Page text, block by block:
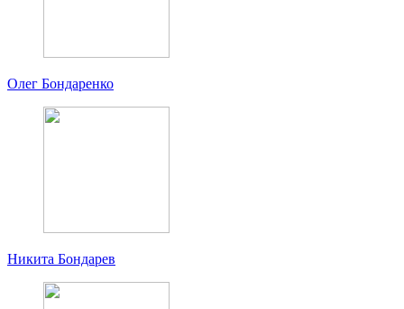
Олег Бондаренко
Никита Бондарев